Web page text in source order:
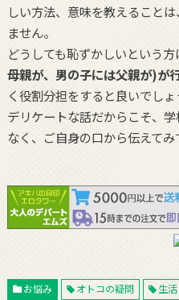
しい方法、意味を教えることは、
ません。
どうしても恥ずかしいという方
母親が、男の子には父親が)が
く役割分担をすると良いでしょ
デリケートな話だからこそ、
なく、ご自身の口から伝えてみ
お悩み オトコの疑問 生活